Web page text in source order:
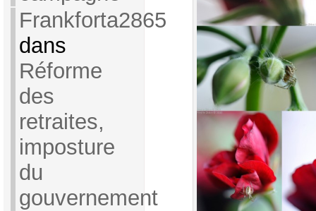
Frankforta2865
dans
Réforme
des
retraites,
imposture
du
gouvernement